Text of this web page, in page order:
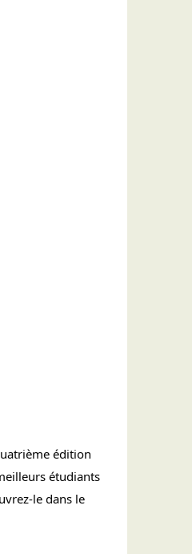
édition
étudiants
le dans le